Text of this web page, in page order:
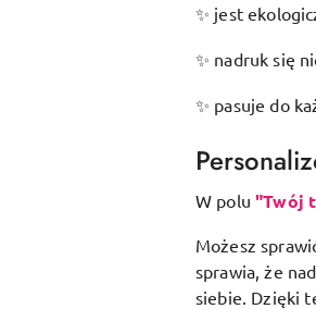
✨ jest
✨ nadruk się
✨ pasuje do
W polu"Twój
Możesz
sprawia, że
siebie. Dzięki